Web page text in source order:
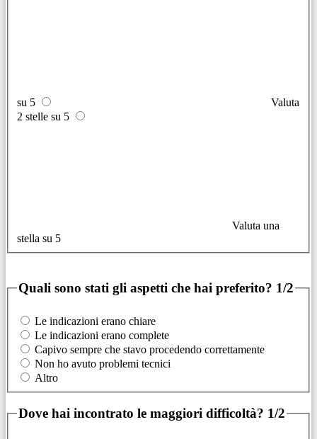
su 5
Valuta
2 stelle su 5
Valuta una
stella su 5
Quali sono stati gli aspetti che hai preferito? 1/2
Le indicazioni erano chiare
Le indicazioni erano complete
Capivo sempre che stavo procedendo correttamente
Non ho avuto problemi tecnici
Altro
Dove hai incontrato le maggiori difficoltà? 1/2